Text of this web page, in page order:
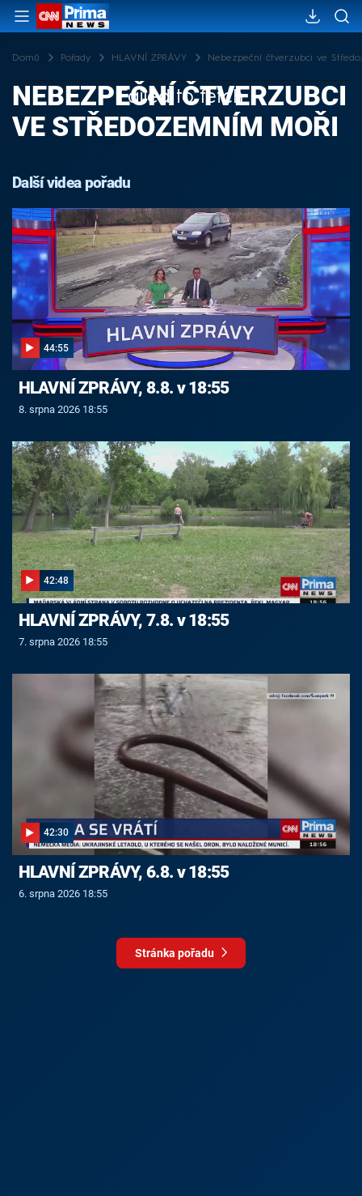
Domů Pořady HLAVNÍ ZPRÁVY Nebezpeční čtverzubci ve
Failed to fetch
NEBEZPEČNÍ ČTVERZUBCI
VE STŘEDOZEMNÍM MOŘI
Další videa pořadu
44:55
HLAVNÍ ZPRÁVY, 8.8. v 18:55
8. srpna 2026 18:55
42:48
HLAVNÍ ZPRÁVY, 7.8. v 18:55
7. srpna 2026 18:55
42:30
HLAVNÍ ZPRÁVY, 6.8. v 18:55
6. srpna 2026 18:55
Stránka pořadu